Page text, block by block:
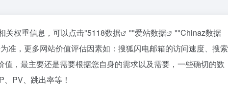
关权重信息，可以点击"5118数据 ""爱站数据 ""Chinaz数据
准，更多网站价值评估因素如：搜狐闪电邮箱的访问速度、搜索
，最主要还是需要根据您自身的需求以及需要，一些确切的数
PV、跳出率等！